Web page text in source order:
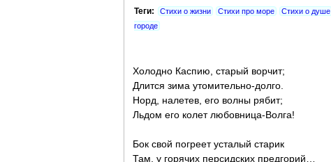
Теги: Стихи о жизни Стихи про море Стихи о душе
городе
Холодно Каспию, старый ворчит;
Длится зима утомительно-долго.
Норд, налетев, его волны рябит;
Льдом его колет любовница-Волга!
Бок свой погреет усталый старик
Там, у горячих персидских предгорий…